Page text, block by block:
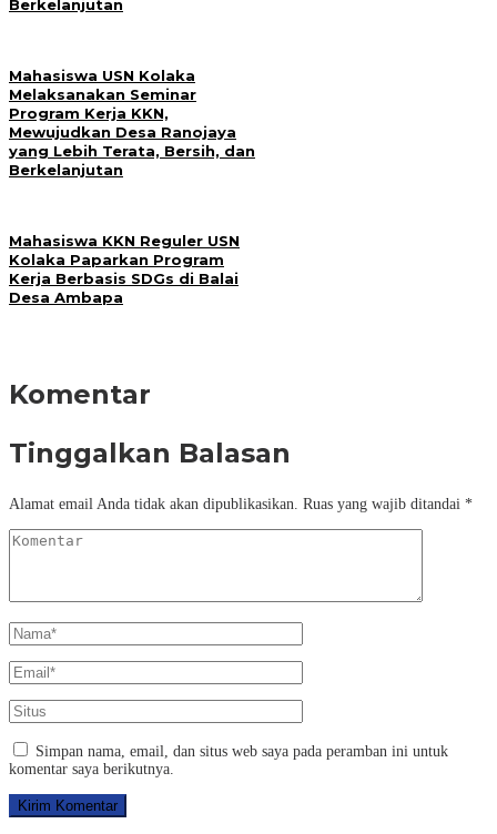
Berkelanjutan
Mahasiswa USN Kolaka
Melaksanakan Seminar
Program Kerja KKN,
Mewujudkan Desa Ranojaya
yang Lebih Terata, Bersih, dan
Berkelanjutan
Mahasiswa KKN Reguler USN
Kolaka Paparkan Program
Kerja Berbasis SDGs di Balai
Desa Ambapa
Komentar
Tinggalkan Balasan
Alamat email Anda tidak akan dipublikasikan. Ruas yang wajib ditandai *
Simpan nama, email, dan situs web saya pada peramban ini untuk
komentar saya berikutnya.